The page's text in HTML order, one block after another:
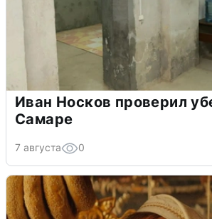
Иван Носков проверил
Самаре
7 августа 0